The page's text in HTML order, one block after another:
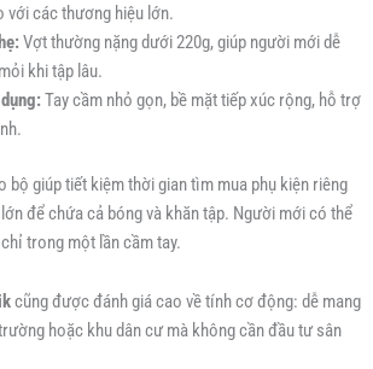
với các thương hiệu lớn.
Vợt thường nặng dưới 220g, giúp người mới dễ
khi tập lâu.
Tay cầm nhỏ gọn, bề mặt tiếp xúc rộng, hỗ trợ
bộ giúp tiết kiệm thời gian tìm mua phụ kiện riêng
để chứa cả bóng và khăn tập. Người mới có thể
trong một lần cầm tay.
cũng được đánh giá cao về tính cơ động: dễ mang
hoặc khu dân cư mà không cần đầu tư sân